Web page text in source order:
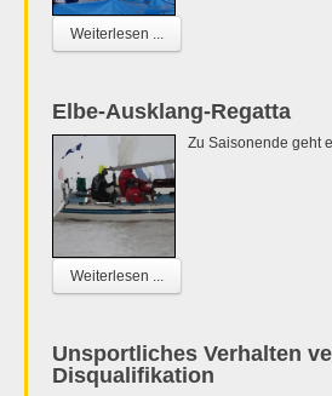
Weiterlesen ...
Elbe-Ausklang-Regatta
Zu Saisonende geht
Weiterlesen ...
Unsportliches Verhalten
Disqualifikation